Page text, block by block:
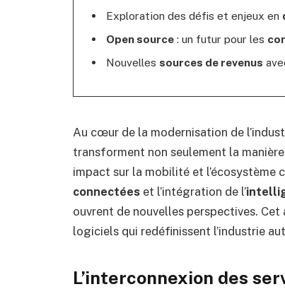
Exploration des défis et enjeux en
Open source: un futur pour les
Nouvelles sources de revenus
Au cœur de la modernisation de
transforment non seulement la
impact sur la mobilité et l’écosystème
connectées et l’intégration de l’
ouvrent de nouvelles perspectives.
logiciels qui redéfinissent l’industrie
L’interconnexion des